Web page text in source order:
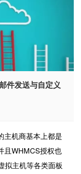
件发送与自定义
主机商基本上都是
且WHMCS授权也
拟主机等各类面板